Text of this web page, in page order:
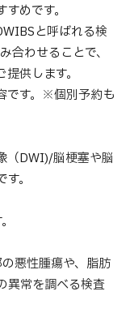
めです。
と呼ばれる検
合わせることで、
供します。
です。※個別予約も
（DWI)/脳梗塞や脳
。
悪性腫瘍や、脂肪
異常を調べる検査